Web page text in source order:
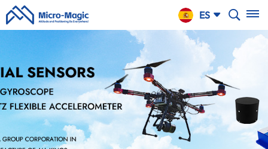
ES
English
русский
Español
Português
CARRO
DE LA
COMPRA
Your
Cart
Empty!